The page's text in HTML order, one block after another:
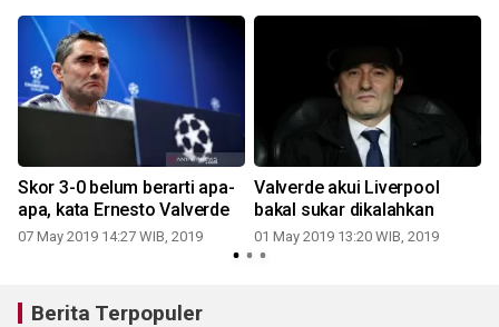
Skor 3-0 belum berarti apa-
apa, kata Ernesto Valverde
07 May 2019 14:27 WIB, 2019
Valverde akui Liverpool
bakal sukar dikalahkan
01 May 2019 13:20 WIB, 2019
Berita Terpopuler